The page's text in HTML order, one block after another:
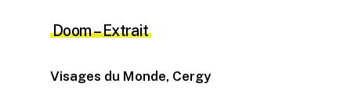
Doom– Extrait
Visages du Monde, Cergy